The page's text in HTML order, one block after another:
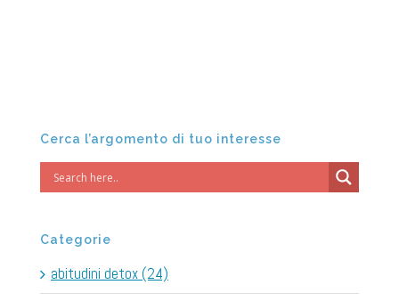
Cerca l’argomento di tuo interesse
Categorie
abitudini detox (24)